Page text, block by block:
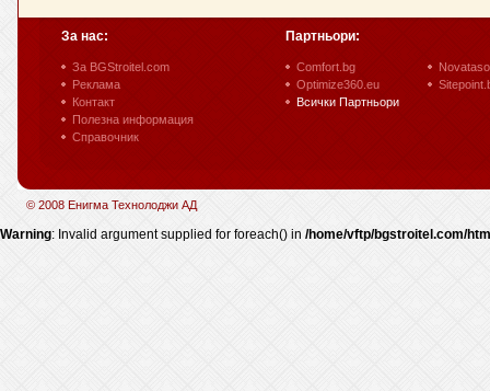
За нас:
За BGStroitel.com
Реклама
Контакт
Полезна информация
Справочник
Партньори:
Comfort.bg
Optimize360.eu
Всички Партньори
© 2008 Енигма Технолоджи АД
Warning: Invalid argument supplied for foreach() in /home/vftp/bgstroitel.com/